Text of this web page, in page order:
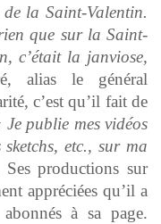
la Saint-Valentin.
que sur la Saint-
c’était la janviose,
alias le général
c’est qu’il fait de
Je publie mes vidéos
etc., sur ma
Ses productions sur
appréciées qu’il a
à sa page.